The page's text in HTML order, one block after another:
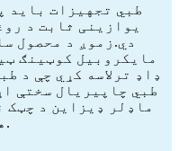
طبي تجهیزات باید
یوازینی ثابت د
دي.زموږ د محصول
مایکروبیل کوټینګ
ډاډ ترلاسه کړي چې د
طبي چاپیریال سختې
ماډلر ډیزاین د چټک
هم ښه دی.